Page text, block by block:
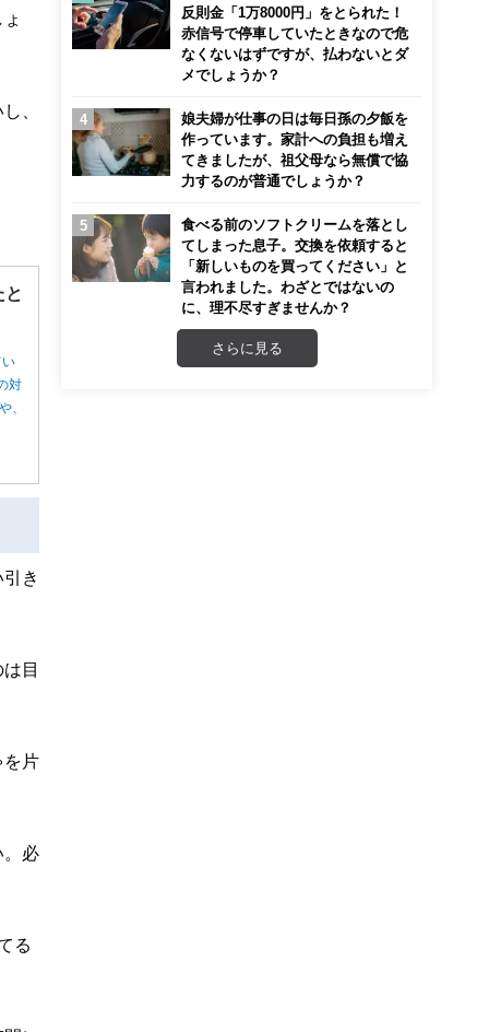
、
と
い
対
、
き
目
を片
。必
る
反則金「1万8000円」をとられた！
赤信号で停車していたときなので危
なくないはずですが、払わないとダ
メでしょうか？
娘夫婦が仕事の日は毎日孫の夕飯を
作っています。家計への負担も増え
てきましたが、祖父母なら無償で協
力するのが普通でしょうか？
食べる前のソフトクリームを落とし
てしまった息子。交換を依頼すると
「新しいものを買ってください」と
言われました。わざとではないの
に、理不尽すぎませんか？
さらに見る